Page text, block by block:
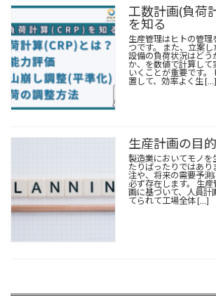
工数計画(負荷
を知る
生産管理はヒトの管
つです。 また、立案し
設備の負荷状況はどう
か、を数値で計算して
いくことが重要です。
置して、効率よく生 […]
生産計画の目
製造業においてモノを
たりばったりではあり
注や、将来の需要予測
必ず存在します。 生
画に基づいて、人員計
てられて工場全体 […]